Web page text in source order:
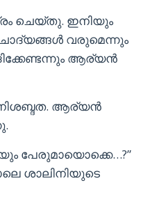
ചെയ്തു. ഇനിയും
വരുമെന്നും
ആര്യൻ
നിശബ്ദത. ആര്യൻ
പേരുമായൊക്കെ…?”
ശാലിനിയുടെ